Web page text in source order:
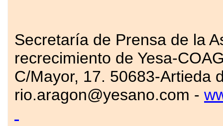
Secretaría de Prensa de la
recrecimiento de Yesa-
C/Mayor, 17. 50683-Artieda
rio.aragon@yesano.com -